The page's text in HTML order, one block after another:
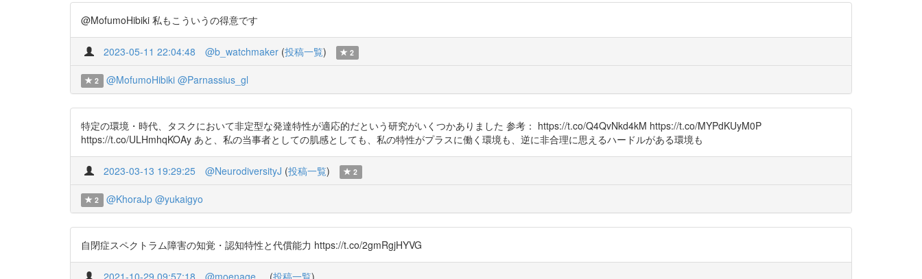
@MofumoHibiki 私もこういうの得意です
2023-05-11 22:04:48 @b_watchmaker (投稿一覧) 2
2 @MofumoHibiki @Parnassius_gl
特定の環境・時代、タスクにおいて非定型な発達特性が適応的だという研究がいくつかありました 参考： https://t.co/Q4QvNkd4kM https://t.co/MYPdKUyM0P
https://t.co/ULHmhqKOAy あと、私の当事者としての肌感としても、私の特性がプラスに働く環境も、逆に非合理に思えるハードルがある環境も
2023-03-13 19:29:25 @NeurodiversityJ (投稿一覧) 2
2 @KhoraJp @yukaigyo
自閉症スペクトラム障害の知覚・認知特性と代償能力 https://t.co/2gmRgjHYVG
2021-10-29 09:57:18 @moenage__ (投稿一覧)